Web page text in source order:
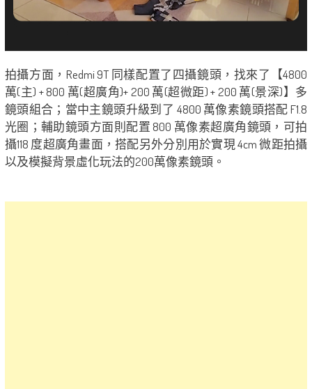
拍攝方面，Redmi 9T 同樣配置了四攝鏡頭，找來了【4800
萬(主) + 800 萬(超廣角)+ 200 萬(超微距) + 200 萬(景深)】多
鏡頭組合；當中主鏡頭升級到了 4800 萬像素鏡頭搭配 F1.8
光圈；輔助鏡頭方面則配置 800 萬像素超廣角鏡頭，可拍
攝118 度超廣角畫面，搭配另外分別用於實現 4cm 微距拍攝
以及模擬背景虛化玩法的200萬像素鏡頭。